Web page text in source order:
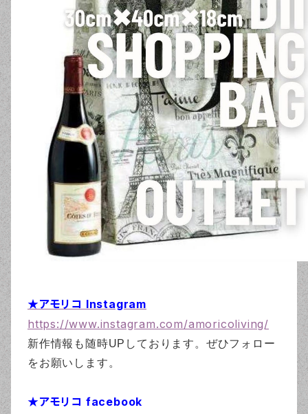
★アモリコ Instagram
https://www.instagram.com/amoricoliving/
新作情報も随時UPしております。ぜひフォロー
をお願いします。
★アモリコ facebook